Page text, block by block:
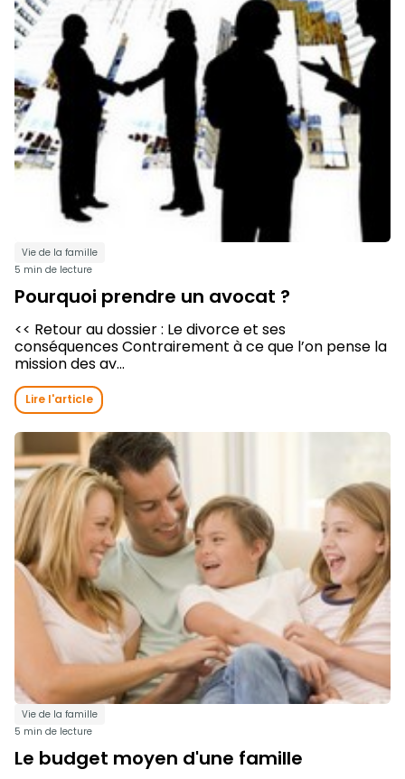
Vie de la famille
5 min de lecture
Pourquoi prendre un avocat ?
<< Retour au dossier : Le divorce et ses
conséquences Contrairement à ce que l’on pense la
mission des av...
Lire l'article
Vie de la famille
5 min de lecture
Le budget moyen d'une famille